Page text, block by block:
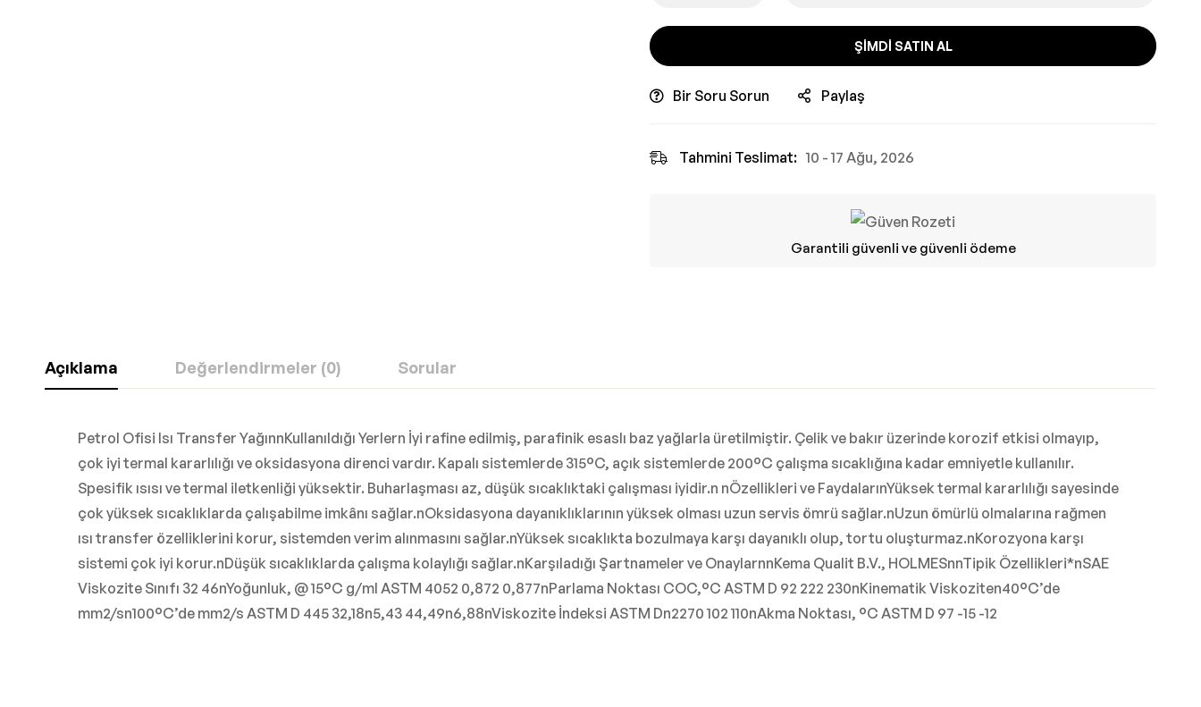
ŞIMDI SATIN AL
Bir Soru Sorun Paylaş
Tahmini Teslimat: 10 - 17 Ağu, 2026
Garantili güvenli ve güvenli ödeme
Açıklama Değerlendirmeler (0) Sorular
Petrol Ofisi Isı Transfer YağınnKullanıldığı Yerlern İyi rafine edilmiş, parafinik esaslı baz yağlarla üretilmiştir. Çelik ve bakır üzerinde korozif etkisi olmayıp,
çok iyi termal kararlılığı ve oksidasyona direnci vardır. Kapalı sistemlerde 315°C, açık sistemlerde 200°C çalışma sıcaklığına kadar emniyetle kullanılır.
Spesifik ısısı ve termal iletkenliği yüksektir. Buharlaşması az, düşük sıcaklıktaki çalışması iyidir.n nÖzellikleri ve FaydalarınYüksek termal kararlılığı sayesinde
çok yüksek sıcaklıklarda çalışabilme imkânı sağlar.nOksidasyona dayanıklıklarının yüksek olması uzun servis ömrü sağlar.nUzun ömürlü olmalarına rağmen
ısı transfer özelliklerini korur, sistemden verim alınmasını sağlar.nYüksek sıcaklıkta bozulmaya karşı dayanıklı olup, tortu oluşturmaz.nKorozyona karşı
sistemi çok iyi korur.nDüşük sıcaklıklarda çalışma kolaylığı sağlar.nKarşıladığı Şartnameler ve OnaylarnnKema Qualit B.V., HOLMESnnTipik Özellikleri*nSAE
Viskozite Sınıfı 32 46nYoğunluk, @ 15°C g/ml ASTM 4052 0,872 0,877nParlama Noktası COC,°C ASTM D 92 222 230nKinematik Viskoziten40°C’de
mm2/sn100°C’de mm2/s ASTM D 445 32,18n5,43 44,49n6,88nViskozite İndeksi ASTM Dn2270 102 110nAkma Noktası, °C ASTM D 97 -15 -12